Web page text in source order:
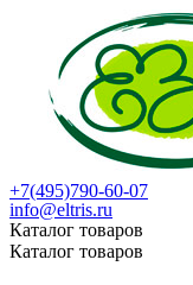
+7(495)790-60-07
info@eltris.ru
Каталог товаров
Каталог товаров